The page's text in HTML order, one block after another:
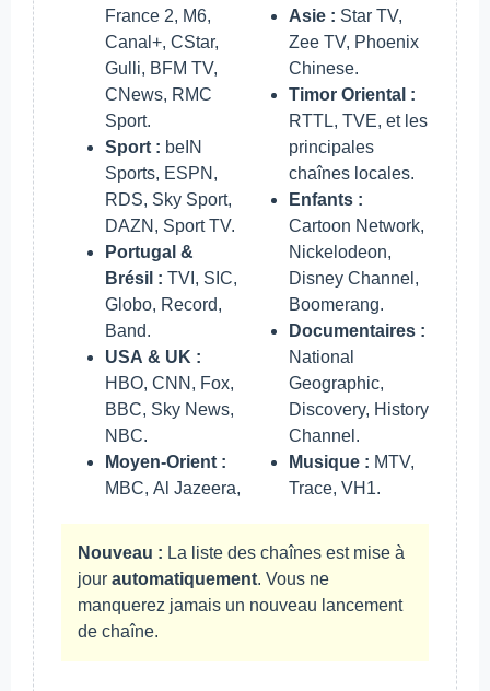
France 2, M6,
Canal+, CStar,
Gulli, BFM TV,
CNews, RMC
Sport.
Sport : beIN
Sports, ESPN,
RDS, Sky Sport,
DAZN, Sport TV.
Portugal &
Brésil : TVI, SIC,
Globo, Record,
Band.
USA & UK :
HBO, CNN, Fox,
BBC, Sky News,
NBC.
Moyen-Orient :
MBC, Al Jazeera,
Asie : Star TV,
Zee TV, Phoenix
Chinese.
Timor Oriental :
RTTL, TVE, et les
principales
chaînes locales.
Enfants :
Cartoon Network,
Nickelodeon,
Disney Channel,
Boomerang.
Documentaires :
National
Geographic,
Discovery, History
Channel.
Musique : MTV,
Trace, VH1.
Nouveau : La liste des chaînes est mise à
jour automatiquement. Vous ne
manquerez jamais un nouveau lancement
de chaîne.